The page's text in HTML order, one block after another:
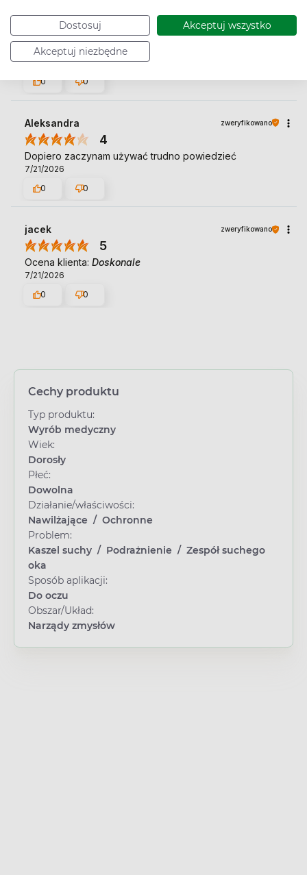
Dostosuj Akceptuj wszystko
Akceptuj niezbędne
Dla mnie to istna rewelacja! Stosuję od lat pod oczy jako
krem przeciwzmarszczkowy, ta maść działa cuda!
Świetnie nawilża cienką skórę pod oczami. Polecam.💯
7/21/2026
0
0
Aleksandra zweryfikowano
4
Dopiero zaczynam używać trudno powiedzieć
7/21/2026
0
0
jacek zweryfikowano
5
Ocena klienta: Doskonale
7/21/2026
0
0
Cechy produktu
Typ produktu:
Wyrób medyczny
Wiek:
Dorosły
Płeć:
Dowolna
Działanie/właściwości:
Nawilżające / Ochronne
Problem:
Kaszel suchy / Podrażnienie / Zespół suchego
oka
Sposób aplikacji:
Do oczu
Obszar/Układ:
Narządy zmysłów